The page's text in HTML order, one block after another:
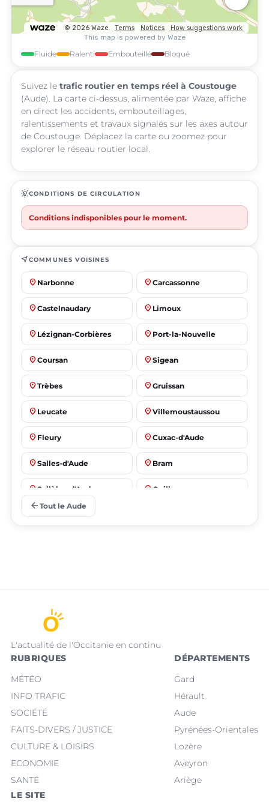
Fluide Ralenti Embouteillé Bloqué
Suivez le trafic routier en temps réel à Coustouge
(Aude). La carte ci-dessus, alimentée par Waze, affiche
en direct les accidents, embouteillages,
ralentissements et travaux signalés sur les axes autour
de Coustouge. Déplacez la carte ou zoomez pour
explorer le réseau routier local.
routineCONDITIONS DE CIRCULATION
Conditions indisponibles pour le moment.
near_meCOMMUNES VOISINES
place Narbonne place Carcassonne
place Castelnaudary place Limoux
place Lézignan-Corbières place Port-la-Nouvelle
place Coursan place Sigean
place Trèbes place Gruissan
place Leucate place Villemoustaussou
place Fleury place Cuxac-d'Aude
place Salles-d'Aude place Bram
place Sallèles-d'Aude place Quillan
arrow_back Tout le Aude
L'actualité de l'Occitanie en continu
RUBRIQUES
MÉTÉO
INFO TRAFIC
SOCIÉTÉ
FAITS-DIVERS / JUSTICE
CULTURE & LOISIRS
ECONOMIE
SANTÉ
DÉPARTEMENTS
Gard
Hérault
Aude
Pyrénées-Orientales
Lozère
Aveyron
Ariège
LE SITE